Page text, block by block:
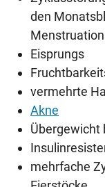
den
Eisprungs
vermehrte
Akne
Übergewicht
mehrfache